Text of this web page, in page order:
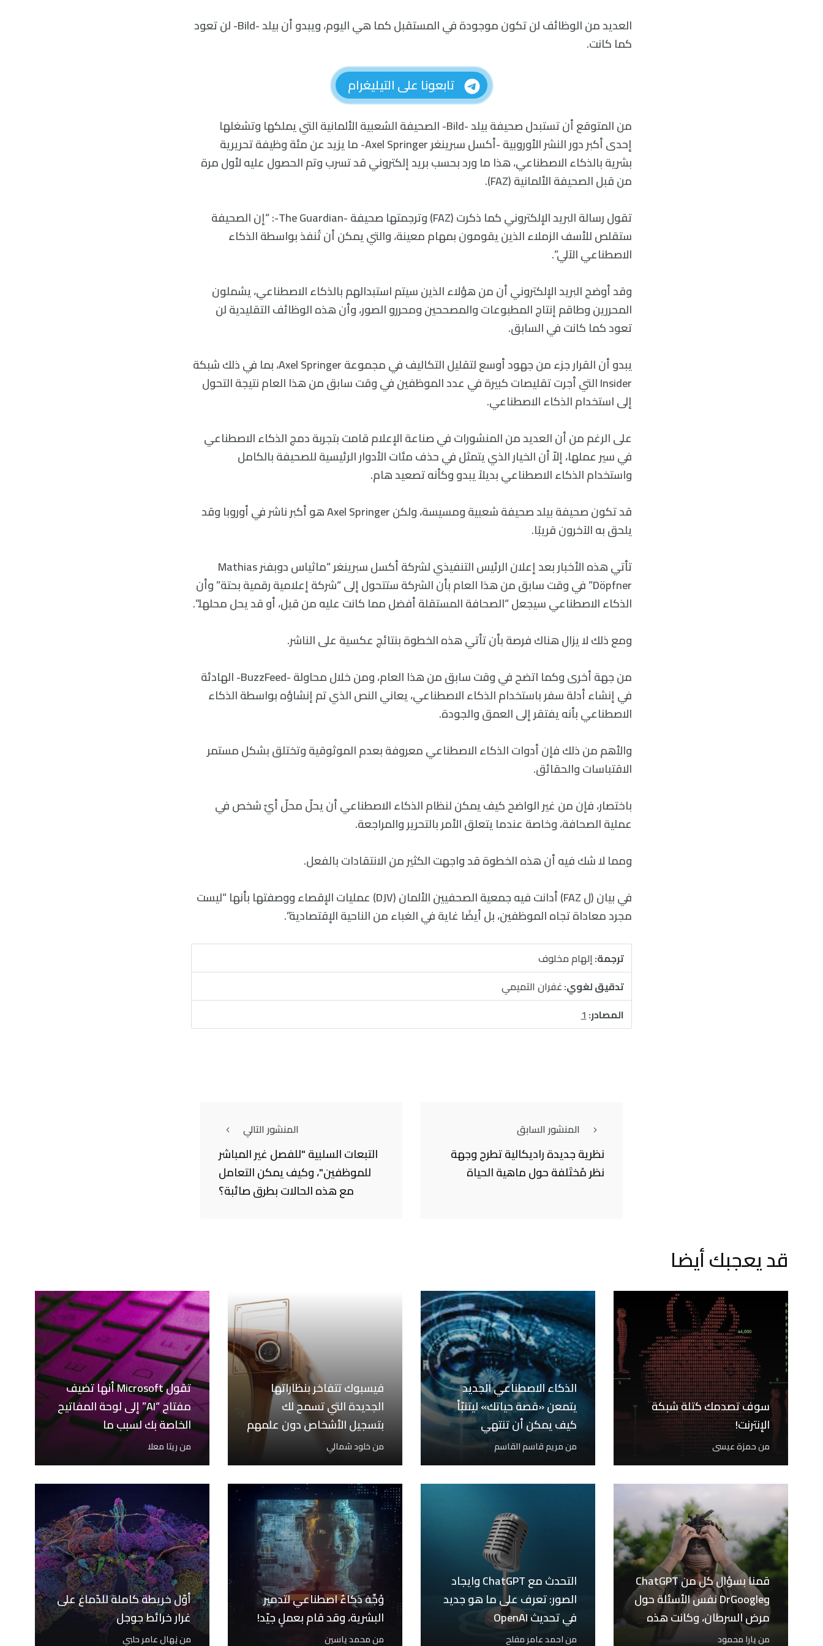
العديد من الوظائف لن تكون موجودة في المستقبل كما هي اليوم، ويبدو أن بيلد -Bild- لن تعود
كما كانت.
تابعونا على التيليغرام
من المتوقع أن تستبدل صحيفة بيلد -Bild- الصحيفة الشعبية الألمانية التي يملكها وتشغلها
إحدى أكبر دور النشر الأوروبية -أكسل سبرينغر Axel Springer- ما يزيد عن مئة وظيفة تحريرية
بشرية بالذكاء الاصطناعي، هذا ما ورد بحسب بريد إلكتروني قد تسرب وتم الحصول عليه لأول مرة
من قبل الصحيفة الألمانية (FAZ).
تقول رسالة البريد الإلكتروني كما ذكرت (FAZ) وترجمتها صحيفة -The Guardian-: “إن الصحيفة
ستقلص للأسف الزملاء الذين يقومون بمهام معينة، والتي يمكن أن تُنفذ بواسطة الذكاء
الاصطناعي الآلي”.
وقد أوضح البريد الإلكتروني أن من هؤلاء الذين سيتم استبدالهم بالذكاء الاصطناعي، يشملون
المحررين وطاقم إنتاج المطبوعات والمصححين ومحررو الصور، وأن هذه الوظائف التقليدية لن
تعود كما كانت في السابق.
يبدو أن القرار جزء من جهود أوسع لتقليل التكاليف في مجموعة Axel Springer، بما في ذلك شبكة
Insider التي أجرت تقليصات كبيرة في عدد الموظفين في وقت سابق من هذا العام نتيجة التحول
إلى استخدام الذكاء الاصطناعي.
على الرغم من أن العديد من المنشورات في صناعة الإعلام قامت بتجربة دمج الذكاء الاصطناعي
في سير عملها، إلاّ أن الخيار الذي يتمثل في حذف مئات الأدوار الرئيسية للصحيفة بالكامل
واستخدام الذكاء الاصطناعي بديلاً يبدو وكأنه تصعيد هام.
قد تكون صحيفة بيلد صحيفة شعبية ومسيسة، ولكن Axel Springer هو أكبر ناشر في أوروبا وقد
يلحق به الآخرون قريبًا.
تأتي هذه الأخبار بعد إعلان الرئيس التنفيذي لشركة أكسل سبرينغر “ماثياس دوبفنر Mathias
Döpfner” في وقت سابق من هذا العام بأن الشركة ستتحول إلى “شركة إعلامية رقمية بحتة” وأن
الذكاء الاصطناعي سيجعل “الصحافة المستقلة أفضل مما كانت عليه من قبل، أو قد يحل محلها.”.
ومع ذلك لا يزال هناك فرصة بأن تأتي هذه الخطوة بنتائج عكسية على الناشر.
من جهة أخرى وكما اتضح في وقت سابق من هذا العام، ومن خلال محاولة -BuzzFeed- الهادئة
في إنشاء أدلة سفر باستخدام الذكاء الاصطناعي، يعاني النص الذي تم إنشاؤه بواسطة الذكاء
الاصطناعي بأنه يفتقر إلى العمق والجودة.
والأهم من ذلك فإن أدوات الذكاء الاصطناعي معروفة بعدم الموثوقية وتختلق بشكل مستمر
الاقتباسات والحقائق.
باختصار، فإن من غير الواضح كيف يمكن لنظام الذكاء الاصطناعي أن يحلّ محلّ أيّ شخص في
عملية الصحافة، وخاصة عندما يتعلق الأمر بالتحرير والمراجعة.
ومما لا شك فيه أن هذه الخطوة قد واجهت الكثير من الانتقادات بالفعل.
في بيان (ل FAZ) أدانت فيه جمعية الصحفيين الألمان (DJV) عمليات الإقصاء ووصفتها بأنها “ليست
مجرد معاداة تجاه الموظفين، بل أيضًا غاية في الغباء من الناحية الإقتصادية”.
ترجمة:إلهام مخلوف
تدقيق لغوي:غفران التميمي
المصادر:1
المنشور السابق
نظرية جديدة راديكالية تطرح وجهة
نظر مُختَلفة حول ماهية الحياة
المنشور التالي
التبعات السلبية "للفصل غير المباشر
للموظفين"، وكيف يمكن التعامل
مع هذه الحالات بطرق صائبة؟
قد يعجبك أيضا
سوف تصدمك كتلة شبكة
الإنترنت!
منحمزة عيسى
الذكاء الاصطناعي الجديد
يتمعن «قصة حياتك» ليتنبّأ
كيف يمكن أن تنتهي
منمريم قاسم القاسم
فيسبوك تتفاخر بنظاراتها
الجديدة التي تسمح لك
بتسجيل الأشخاص دون علمهم
منخلود شمالي
تقول Microsoft أنها تضيف
مفتاح “AI” إلى لوحة المفاتيح
الخاصة بك لسبب ما
منريتا معلا
قمنا بسؤال كل من ChatGPT
وDrGoogle نفس الأسئلة حول
مرض السرطان، وكانت هذه
إجاباتهم
منيارا محمود
التحدث مع ChatGPT وايجاد
الصور: تعرف على ما هو جديد
في تحديث OpenAI
مناحمد عامر مفلح
وُجِّهَ ذكاءٌ اصطناعي لتدمير
البشرية، وقد قام بعملٍ جيّد!
منمحمد ياسين
أوّل خريطة كاملة للدّماغ على
غرار خرائط جوجل
مننِهال عامر حلبي